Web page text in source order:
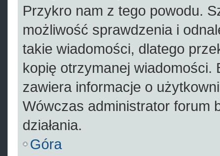
Przykro nam z tego powodu.
możliwość sprawdzenia i
takie wiadomości, dlatego
kopię otrzymanej wiadomości.
zawiera informacje o
Wówczas administrator forum
działania.
Góra